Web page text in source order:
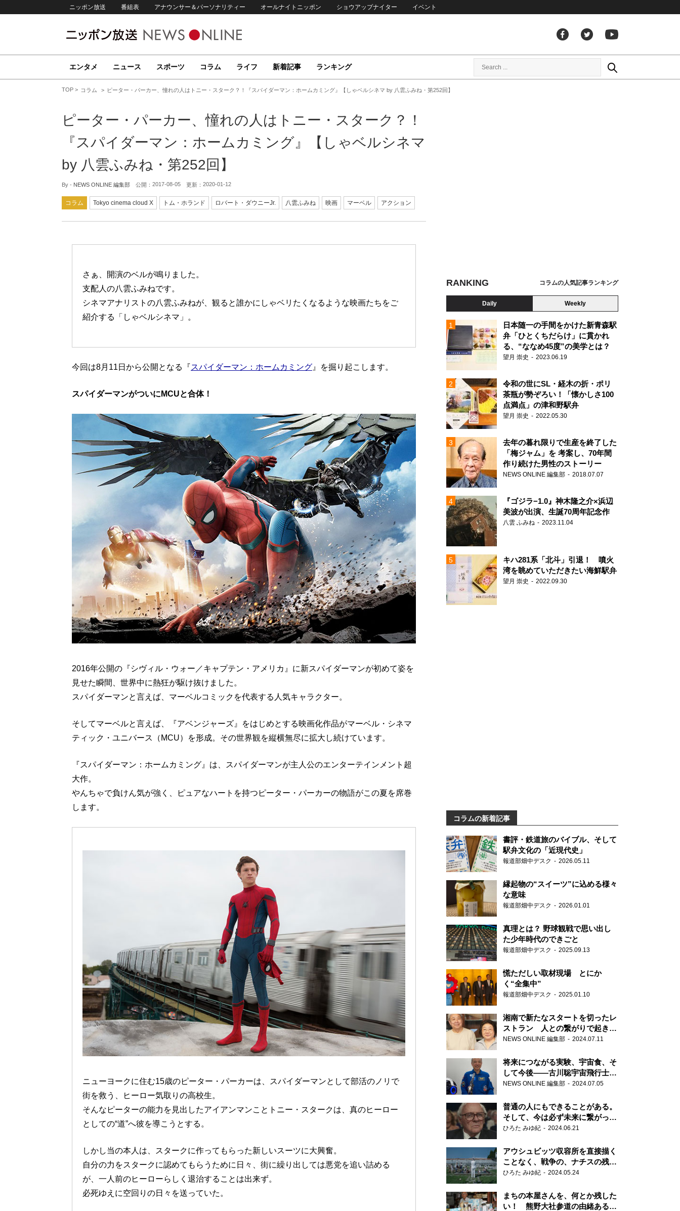
ニッポン放送 番組表 アナウンサー＆パーソナリティー オールナイトニッポン ショウアップナイター イベント
エンタメ ニュース スポーツ コラム ライフ 新着記事 ランキング
TOP コラム ピーター・パーカー、憧れの人はトニー・スターク？！『スパイダーマン：ホームカミング』【しゃベルシネマ by 八雲ふみね・第252回】
ピーター・パーカー、憧れの人はトニー・スターク？！
『スパイダーマン：ホームカミング』【しゃベルシネマ
by 八雲ふみね・第252回】
By - NEWS ONLINE 編集部 公開： 2017-08-05 更新： 2020-01-12
コラム Tokyo cinema cloud X トム・ホランド ロバート・ダウニーJr. 八雲ふみね 映画 マーベル アクション
さぁ、開演のベルが鳴りました。
支配人の八雲ふみねです。
シネマアナリストの八雲ふみねが、観ると誰かにしゃベリたくなるような映画たちをご
紹介する「しゃベルシネマ」。
今回は8月11日から公開となる『スパイダーマン：ホームカミング 』を掘り起こします。
スパイダーマンがついにMCUと合体！
2016年公開の『シヴィル・ウォー／キャプテン・アメリカ』に新スパイダーマンが初めて姿を
見せた瞬間、世界中に熱狂が駆け抜けました。
スパイダーマンと言えば、マーベルコミックを代表する人気キャラクター。
そしてマーベルと言えば、『アベンジャーズ』をはじめとする映画化作品がマーベル・シネマ
ティック・ユニバース（MCU）を形成。その世界観を縦横無尽に拡大し続けています。
『スパイダーマン：ホームカミング』は、スパイダーマンが主人公のエンターテインメント超
大作。
やんちゃで負けん気が強く、ピュアなハートを持つピーター・パーカーの物語がこの夏を席巻
します。
ニューヨークに住む15歳のピーター・パーカーは、スパイダーマンとして部活のノリで
街を救う、ヒーロー気取りの高校生。
そんなピーターの能力を見出したアイアンマンことトニー・スタークは、真のヒーロー
としての“道”へ彼を導こうとする。
しかし当の本人は、スタークに作ってもらった新しいスーツに大興奮。
自分の力をスタークに認めてもらうために日々、街に繰り出しては悪党を追い詰める
が、一人前のヒーローらしく退治することは出来ず。
必死ゆえに空回りの日々を送っていた。
RANKING コラムの人気記事ランキング
Daily Weekly
日本随一の手間をかけた新青森駅
弁「ひとくちだらけ」に貫かれ
る、“ななめ45度”の美学とは？
望月 崇史 2023.06.19
令和の世にSL・経木の折・ポリ
茶瓶が勢ぞろい！「懐かしさ100
点満点」の津和野駅弁
望月 崇史 2022.05.30
去年の暮れ限りで生産を終了した
「梅ジャム」を 考案し、70年間
作り続けた男性のストーリー
NEWS ONLINE 編集部 2018.07.07
『ゴジラ−1.0』神木隆之介×浜辺
美波が出演、生誕70周年記念作
八雲 ふみね 2023.11.04
キハ281系「北斗」引退！ 噴火
湾を眺めていただきたい海鮮駅弁
望月 崇史 2022.09.30
コラムの新着記事
書評・鉄道旅のバイブル、そして
駅弁文化の「近現代史」
報道部畑中デスク 2026.05.11
縁起物の“スイーツ”に込める様々
な意味
報道部畑中デスク 2026.01.01
真理とは？ 野球観戦で思い出し
た少年時代のできごと
報道部畑中デスク 2025.09.13
慌ただしい取材現場 とにか
く“全集中”
報道部畑中デスク 2025.01.10
湘南で新たなスタートを切ったレ
ストラン 人との繋がりで起きた
奇跡
NEWS ONLINE 編集部 2024.07.11
将来につながる実験、宇宙食、そ
して今後――古川聡宇宙飛行士単
独インタビュー
NEWS ONLINE 編集部 2024.07.05
普通の人にもできることがある。
そして、今は必ず未来に繋がって
いく……『ONE LIFE 奇跡が繋い
ひろた みゆ紀 2024.06.21
アウシュビッツ収容所を直接描く
ことなく、戦争の、ナチスの残虐
さが見える映画 『関心領域』
ひろた みゆ紀 2024.05.24
まちの本屋さんを、何とか残した
い！ 熊野大社参道の由緒ある書